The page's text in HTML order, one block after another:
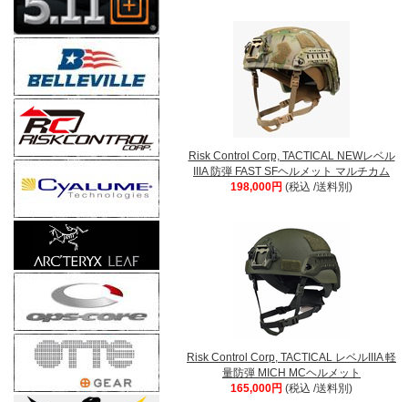
Risk Control Corp, TACTICAL NEWレベル
IIIA 防弾 FAST SFヘルメット マルチカム
198,000円 (税込 /送料別)
Risk Control Corp, TACTICAL レベルIIIA 軽
量防弾 MICH MCヘルメット
165,000円 (税込 /送料別)